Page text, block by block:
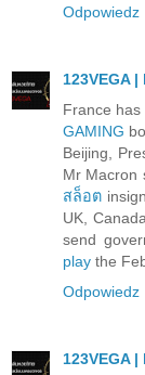
Odpowiedz
123VEGA
France has
GAMING
Beijing,
Mr Macron
สล็อต
UK,
send
play the
Odpowiedz
123VEGA